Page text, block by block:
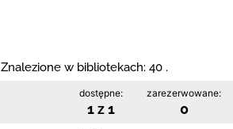
Znalezione w bibliotekach: 40 .
dostępne:
1 z 1
zarezerwowane:
0